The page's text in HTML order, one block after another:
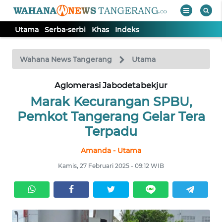
Utama Serba-serbi Khas Indeks
Wahana News Tangerang Utama
Aglomerasi Jabodetabekjur
Marak Kecurangan SPBU,
Pemkot Tangerang Gelar Tera
Terpadu
Amanda - Utama
Kamis, 27 Februari 2025 - 09:12 WIB
TV
Tutup
SERBA-
Informasi
BERITA